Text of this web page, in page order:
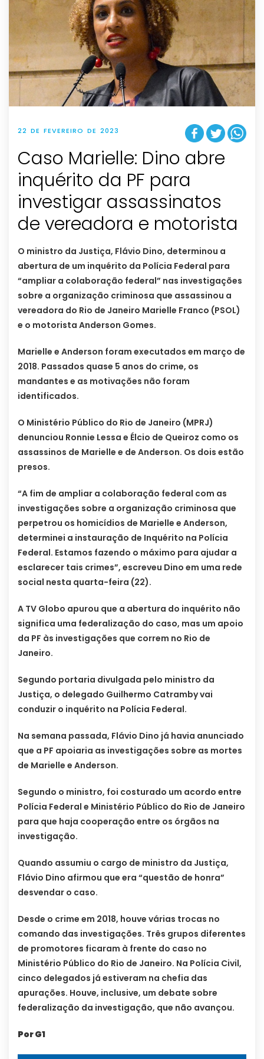
22 DE FEVEREIRO DE 2023
Caso Marielle: Dino abre
inquérito da PF para
investigar assassinatos
de vereadora e motorista
O ministro da Justiça, Flávio Dino, determinou a
abertura de um inquérito da Polícia Federal para
“ampliar a colaboração federal” nas investigações
sobre a organização criminosa que assassinou a
vereadora do Rio de Janeiro Marielle Franco (PSOL)
e o motorista Anderson Gomes.
Marielle e Anderson foram executados em março de
2018. Passados quase 5 anos do crime, os
mandantes e as motivações não foram
identificados.
O Ministério Público do Rio de Janeiro (MPRJ)
denunciou Ronnie Lessa e Élcio de Queiroz como os
assassinos de Marielle e de Anderson. Os dois estão
presos.
“A fim de ampliar a colaboração federal com as
investigações sobre a organização criminosa que
perpetrou os homicídios de Marielle e Anderson,
determinei a instauração de Inquérito na Polícia
Federal. Estamos fazendo o máximo para ajudar a
esclarecer tais crimes”, escreveu Dino em uma rede
social nesta quarta-feira (22).
A TV Globo apurou que a abertura do inquérito não
significa uma federalização do caso, mas um apoio
da PF às investigações que correm no Rio de
Janeiro.
Segundo portaria divulgada pelo ministro da
Justiça, o delegado Guilhermo Catramby vai
conduzir o inquérito na Polícia Federal.
Na semana passada, Flávio Dino já havia anunciado
que a PF apoiaria as investigações sobre as mortes
de Marielle e Anderson.
Segundo o ministro, foi costurado um acordo entre
Polícia Federal e Ministério Público do Rio de Janeiro
para que haja cooperação entre os órgãos na
investigação.
Quando assumiu o cargo de ministro da Justiça,
Flávio Dino afirmou que era “questão de honra”
desvendar o caso.
Desde o crime em 2018, houve várias trocas no
comando das investigações. Três grupos diferentes
de promotores ficaram à frente do caso no
Ministério Público do Rio de Janeiro. Na Polícia Civil,
cinco delegados já estiveram na chefia das
apurações. Houve, inclusive, um debate sobre
federalização da investigação, que não avançou.
Por G1